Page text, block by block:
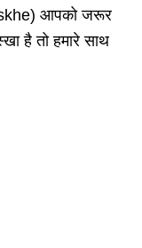
आपको जरूर
है तो हमारे साथ